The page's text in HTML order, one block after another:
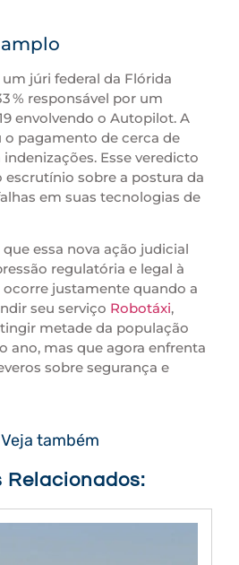
júri federal da Flórida
% responsável por um
envolvendo o Autopilot. A
pagamento de cerca de
indenizações. Esse veredicto
sobre a postura da
em suas tecnologias de
essa nova ação judicial
regulatória e legal à
ocorre justamente quando a
seu serviço Robotáxi,
metade da população
ano, mas que agora enfrenta
sobre segurança e
Veja também
Relacionados: